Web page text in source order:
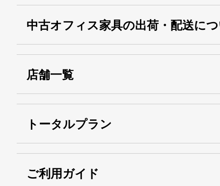
中古オフィス家具の出荷・配送に
店舗一覧
トータルプラン
ご利用ガイド